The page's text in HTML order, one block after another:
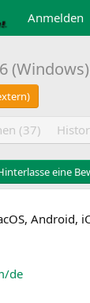
Anmelden
(Windows)
(37)
eine
Android
de